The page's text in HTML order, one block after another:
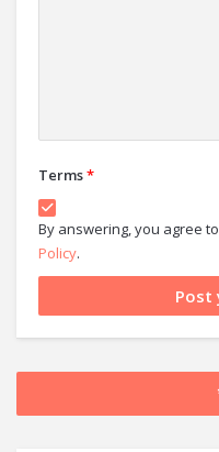
Terms*
By answering, you agree
Policy.